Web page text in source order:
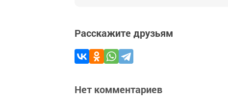
Расскажите друзьям
Нет комментариев